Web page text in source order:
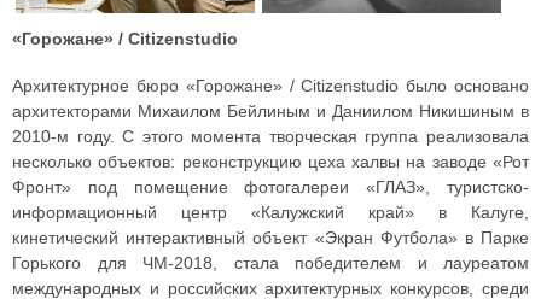
«Горожане» / Citizenstudio
Архитектурное бюро «Горожане» / Citizenstudio было основано
архитекторами Михаилом Бейлиным и Даниилом Никишиным в
2010-м году. С этого момента творческая группа реализовала
несколько объектов: реконструкцию цеха халвы на заводе «Рот
Фронт» под помещение фотогалереи «ГЛАЗ», туристско-
информационный центр «Калужский край» в Калуге,
кинетический интерактивный объект «Экран Футбола» в Парке
Горького для ЧМ-2018, стала победителем и лауреатом
международных и российских архитектурных конкурсов, среди